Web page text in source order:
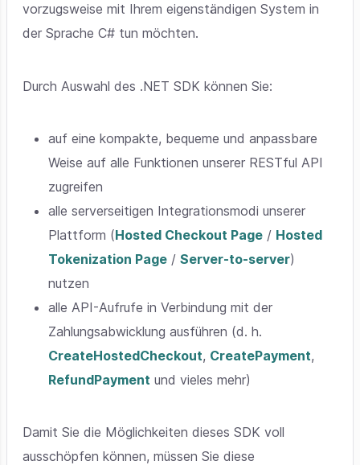
vorzugsweise mit Ihrem eigenständigen System in
der Sprache C# tun möchten.
Durch Auswahl des .NET SDK können Sie:
auf eine kompakte, bequeme und anpassbare
Weise auf alle Funktionen unserer RESTful API
zugreifen
alle serverseitigen Integrationsmodi unserer
Plattform (Hosted Checkout Page / Hosted
Tokenization Page /Server-to-server)
nutzen
alle API-Aufrufe in Verbindung mit der
Zahlungsabwicklung ausführen (d. h.
CreateHostedCheckout, CreatePayment,
RefundPayment und vieles mehr)
Damit Sie die Möglichkeiten dieses SDK voll
ausschöpfen können, müssen Sie diese